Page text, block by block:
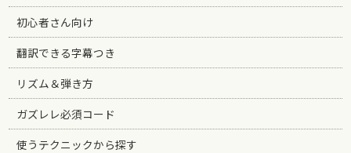
初心者さん向け
翻訳できる字幕つき
リズム＆弾き方
ガズレレ必須コード
使うテクニックから探す